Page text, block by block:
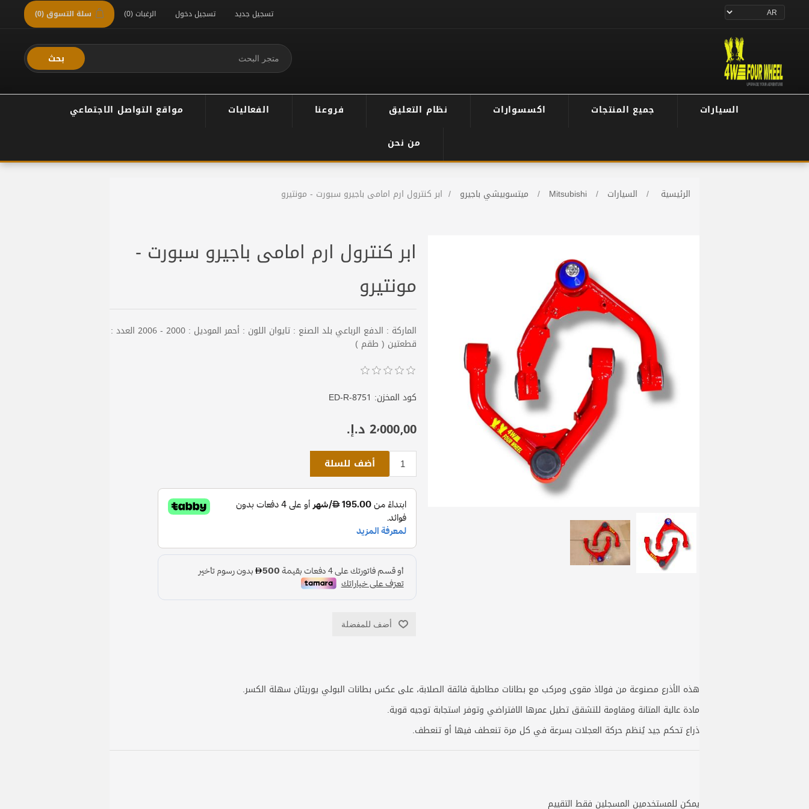
تسجيل جديد تسجيل دخول الرغبات(0) سلة التسوق(0)
بحث
السيارات جميع المنتجات اكسسوارات نظام التعليق فروعنا الفعاليات مواقع التواصل الاجتماعي
من نحن
الرئيسية / السيارات /
Mitsubishi
/ ميتسوبيشي باجيرو / ابر كنترول ارم امامى باجيرو سبورت - مونتيرو
ابر كنترول ارم امامى باجيرو سبورت -
مونتيرو
الماركة : الدفع الرباعي بلد الصنع : تايوان اللون : أحمر الموديل : 2000 - 2006 العدد :
قطعتين ( طقم )
كود المخزن: 8751-ED-R
2٬000٫00 د.إ.‏
أضف للسلة
أضف للمفضلة
هذه الأذرع مصنوعة من فولاذ مقوى ومركب مع بطانات مطاطية فائقة الصلابة، على عكس بطانات البولي يوريثان سهلة الكسر.
مادة عالية المتانة ومقاومة للتشقق تطيل عمرها الافتراضي وتوفر استجابة توجيه قوية.
ذراع تحكم جيد يُنظم حركة العجلات بسرعة في كل مرة تنعطف فيها أو تنعطف.
يمكن للمستخدمين المسجلين فقط التقييم